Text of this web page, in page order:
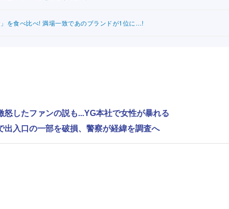
を食べ比べ! 満場一致であのブランドが1位に…!
したファンの説も...YG本社で女性が暴れる
入口の一部を破損、警察が経緯を調査へ